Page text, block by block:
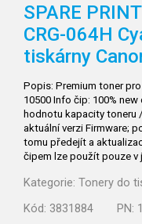
SPARE
CRG-064H
tiskárny
Popis: Premium toner
10500 Info čip: 100%
hodnotu kapacity toneru
aktuální verzi Firmware;
tomu předejít a
čipem lze použít pouze v
Kategorie: Tonery do
Kód: 3831884 PN: